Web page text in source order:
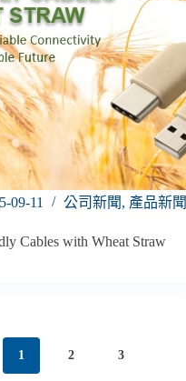
09-11 公司新聞, 產品新聞
Cables with Wheat Straw
1 2 3